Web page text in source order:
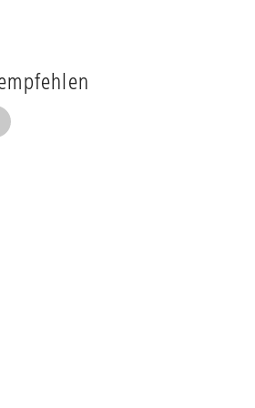
E-Mail weiterempfehlen
Seite auf Facebook